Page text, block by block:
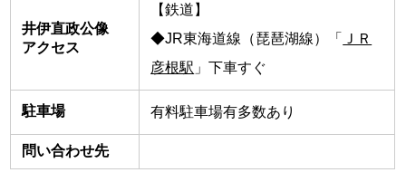
井伊直政公像
アクセス
【鉄道】
◆JR東海道線（琵琶湖線）「
ＪＲ
彦根駅 」下車すぐ
駐車場 有料駐車場有多数あり
問い合わせ先